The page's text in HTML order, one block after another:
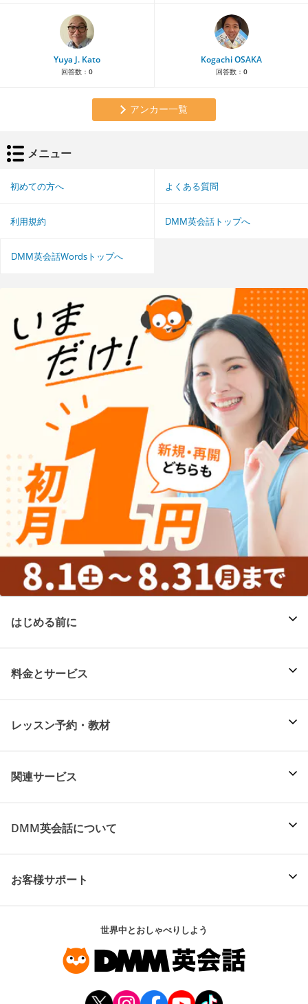
Yuya J. Kato
回答数： 0
Kogachi OSAKA
回答数： 0
アンカー一覧
メニュー
初めての方へ よくある質問
利用規約 DMM英会話トップへ
DMM英会話Wordsトップへ
はじめる前に
料金とサービス
レッスン予約・教材
関連サービス
DMM英会話について
お客様サポート
世界中とおしゃべりしよう